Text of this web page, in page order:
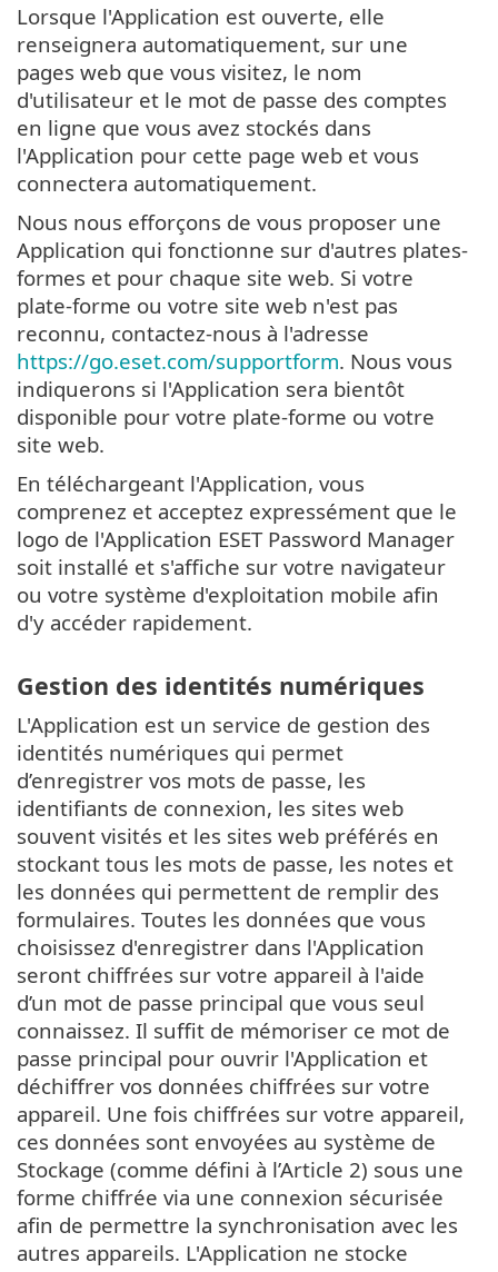
Lorsque l'Application est ouverte, elle
renseignera automatiquement, sur une
pages web que vous visitez, le nom
d'utilisateur et le mot de passe des comptes
en ligne que vous avez stockés dans
l'Application pour cette page web et vous
connectera automatiquement.
Nous nous efforçons de vous proposer une
Application qui fonctionne sur d'autres plates-
formes et pour chaque site web. Si votre
plate-forme ou votre site web n'est pas
reconnu, contactez-nous à l'adresse
https://go.eset.com/supportform. Nous vous
indiquerons si l'Application sera bientôt
disponible pour votre plate-forme ou votre
site web.
En téléchargeant l'Application, vous
comprenez et acceptez expressément que le
logo de l'Application ESET Password Manager
soit installé et s'affiche sur votre navigateur
ou votre système d'exploitation mobile afin
d'y accéder rapidement.
Gestion des identités numériques
L'Application est un service de gestion des
identités numériques qui permet
d’enregistrer vos mots de passe, les
identifiants de connexion, les sites web
souvent visités et les sites web préférés en
stockant tous les mots de passe, les notes et
les données qui permettent de remplir des
formulaires. Toutes les données que vous
choisissez d'enregistrer dans l'Application
seront chiffrées sur votre appareil à l'aide
d’un mot de passe principal que vous seul
connaissez. Il suffit de mémoriser ce mot de
passe principal pour ouvrir l'Application et
déchiffrer vos données chiffrées sur votre
appareil. Une fois chiffrées sur votre appareil,
ces données sont envoyées au système de
Stockage (comme défini à l’Article 2) sous une
forme chiffrée via une connexion sécurisée
afin de permettre la synchronisation avec les
autres appareils. L'Application ne stocke